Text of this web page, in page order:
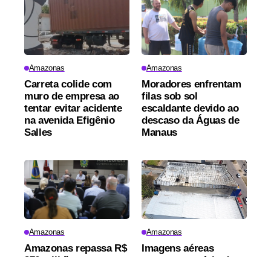
Amazonas
Carreta colide com
muro de empresa ao
tentar evitar acidente
na avenida Efigênio
Salles
Amazonas
Moradores enfrentam
filas sob sol
escaldante devido ao
descaso da Águas de
Manaus
Amazonas
Amazonas repassa R$
Amazonas
Imagens aéreas